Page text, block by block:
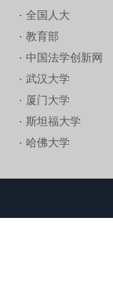
全国人大
教育部
中国法学创新网
武汉大学
厦门大学
斯坦福大学
哈佛大学